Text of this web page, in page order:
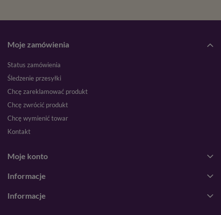
Moje zamówienia
Status zamówienia
Śledzenie przesyłki
Chcę zareklamować produkt
Chcę zwrócić produkt
Chcę wymienić towar
Kontakt
Moje konto
Informacje
Informacje